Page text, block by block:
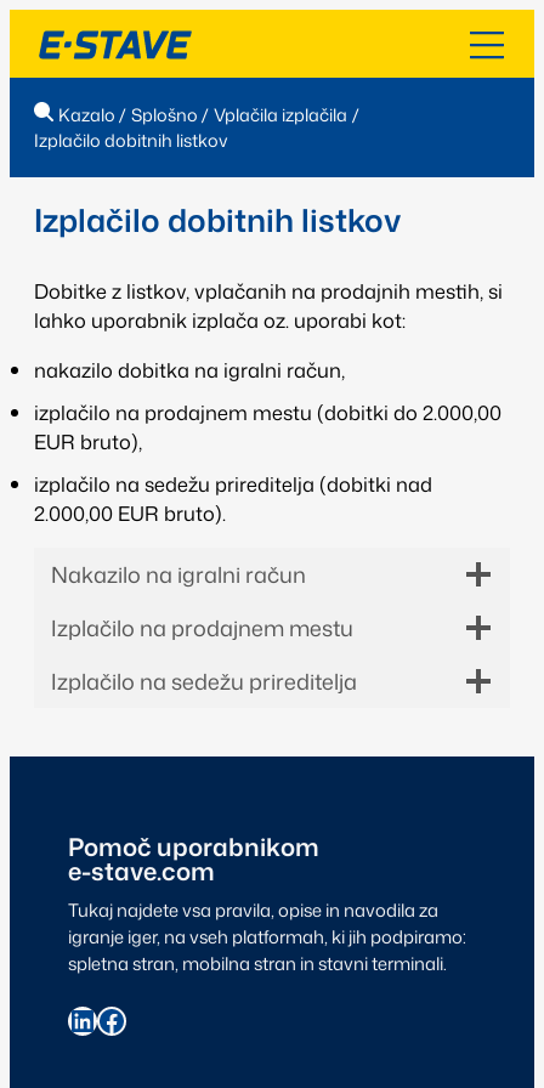
Kazalo/Splošno /Vplačila izplačila /
Izplačilo dobitnih listkov
Izplačilo dobitnih listkov
Dobitke z listkov, vplačanih na prodajnih mestih, si
lahko uporabnik izplača oz. uporabi kot:
nakazilo dobitka na igralni račun,
izplačilo na prodajnem mestu (dobitki do 2.000,00
EUR bruto),
izplačilo na sedežu prireditelja (dobitki nad
2.000,00 EUR bruto).
Nakazilo na igralni račun
Izplačilo na prodajnem mestu
Izplačilo na sedežu prireditelja
Pomoč uporabnikom
e-stave.com
Tukaj najdete vsa pravila, opise in navodila za
igranje iger, na vseh platformah, ki jih podpiramo:
spletna stran, mobilna stran in stavni terminali.